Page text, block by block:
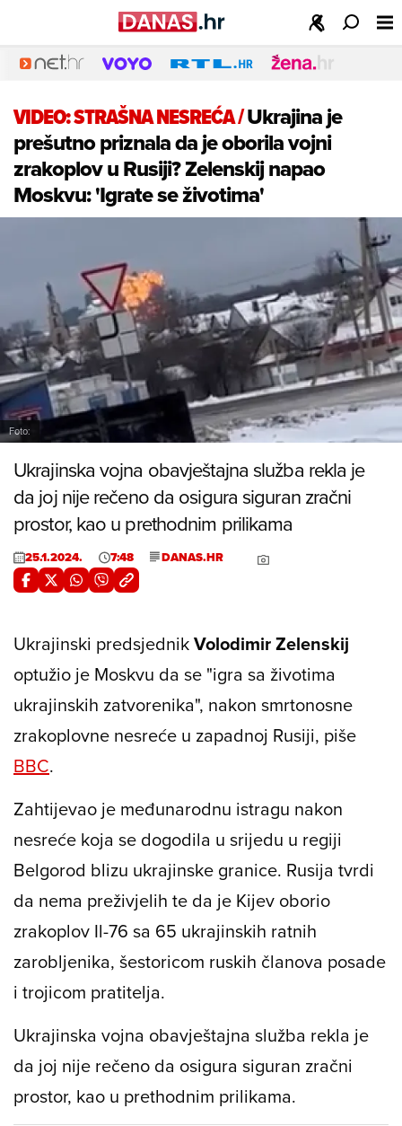
VIDEO: STRAŠNA NESREĆA/Ukrajina je
prešutno priznala da je oborila vojni
zrakoplov u Rusiji? Zelenskij napao
Moskvu: 'Igrate se životima'
Foto:
Ukrajinska vojna obavještajna služba rekla je
da joj nije rečeno da osigura siguran zračni
prostor, kao u prethodnim prilikama
25.1.2024. 7:48 DANAS.HR
Ukrajinski predsjednikVolodimir Zelenskij
optužio je Moskvu da se "igra sa životima
ukrajinskih zatvorenika", nakon smrtonosne
zrakoplovne nesreće u zapadnoj Rusiji, piše
BBC.
Zahtijevao je međunarodnu istragu nakon
nesreće koja se dogodila u srijedu u regiji
Belgorod blizu ukrajinske granice. Rusija tvrdi
da nema preživjelih te da je Kijev oborio
zrakoplov Il-76 sa 65 ukrajinskih ratnih
zarobljenika, šestoricom ruskih članova posade
i trojicom pratitelja.
Ukrajinska vojna obavještajna služba rekla je
da joj nije rečeno da osigura siguran zračni
prostor, kao u prethodnim prilikama.